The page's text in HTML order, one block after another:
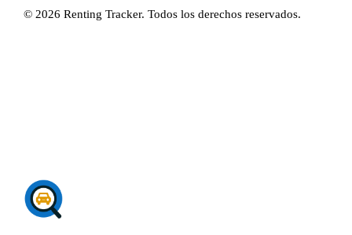
© 2026 Renting Tracker. Todos los derechos reservados.